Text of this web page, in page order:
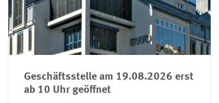
Geschäftsstelle am 19.08.2026 erst
ab 10 Uhr geöffnet